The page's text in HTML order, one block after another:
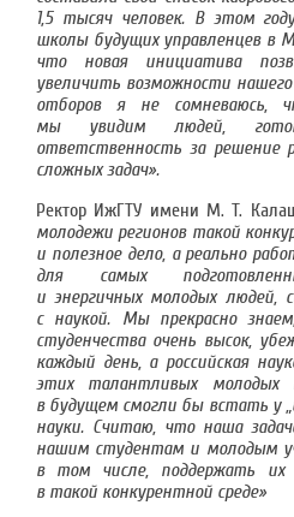
1,5 тысяч человек. В этом
школы будущих управленцев в
что новая инициатива
увеличить возможности
отборов я не сомневаюсь,
мы увидим людей,
ответственность за решение
сложных задач».
Ректор ИжГТУ имени М. Т.
молодежи регионов такой
и полезное дело, а реально
для самых
и энергичных молодых людей,
с наукой. Мы прекрасно
студенчества очень высок,
каждый день, а российская
этих талантливых молодых
в будущем смогли бы встать у
науки. Считаю, что наша
нашим студентам и молодым
в том числе, поддержать их
в такой конкурентной среде»